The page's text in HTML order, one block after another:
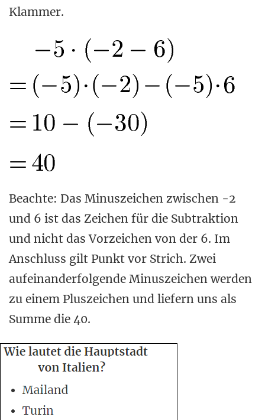
Klammer.
Beachte: Das Minuszeichen zwischen -2
und 6 ist das Zeichen für die Subtraktion
und nicht das Vorzeichen von der 6. Im
Anschluss gilt Punkt vor Strich. Zwei
aufeinanderfolgende Minuszeichen werden
zu einem Pluszeichen und liefern uns als
Summe die 40.